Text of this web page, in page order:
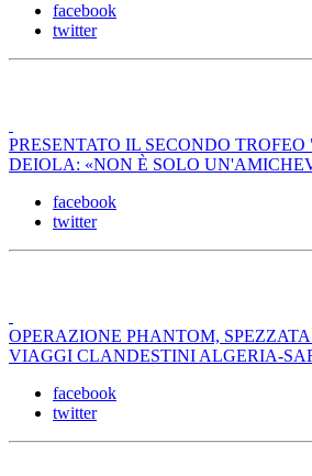
facebook
twitter
PRESENTATO IL SECONDO
DEIOLA: «NON È SOLO
facebook
twitter
OPERAZIONE PHANTOM,
VIAGGI CLANDESTINI ALGERIA-
facebook
twitter